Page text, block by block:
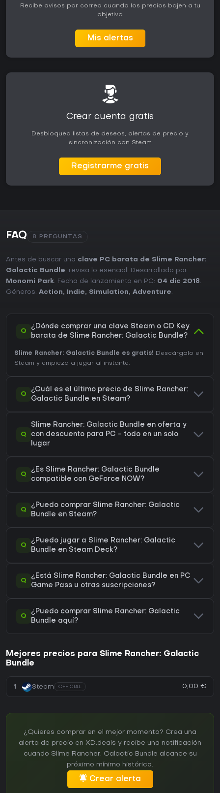
Recibe avisos por correo cuando los precios bajen a tu
objetivo
Mis alertas
Crear cuenta gratis
Desbloquea listas de deseos, alertas de precio y
sincronización con Steam
Registrarme gratis
FAQ 8 PREGUNTAS
Antes de buscar una clave PC barata de Slime Rancher:
Galactic Bundle, revisa lo esencial. Desarrollado por
Monomi Park. Fecha de lanzamiento en PC: 04 dic 2018.
Géneros: Action, Indie, Simulation, Adventure.
Q
¿Dónde comprar una clave Steam o CD Key
barata de Slime Rancher: Galactic Bundle?
Slime Rancher: Galactic Bundle es gratis! Descárgalo en
Steam y empieza a jugar al instante.
Q
¿Cuál es el último precio de Slime Rancher:
Galactic Bundle en Steam?
Q
Slime Rancher: Galactic Bundle en oferta y
con descuento para PC - todo en un solo
lugar
Q
¿Es Slime Rancher: Galactic Bundle
compatible con GeForce NOW?
Q
¿Puedo comprar Slime Rancher: Galactic
Bundle en Steam?
Q
¿Puedo jugar a Slime Rancher: Galactic
Bundle en Steam Deck?
Q
¿Está Slime Rancher: Galactic Bundle en PC
Game Pass u otras suscripciones?
Q
¿Puedo comprar Slime Rancher: Galactic
Bundle aquí?
Mejores precios para Slime Rancher: Galactic
Bundle
1 Steam OFFICIAL 0,00 €
¿Quieres comprar en el mejor momento? Crea una
alerta de precio en XD.deals y recibe una notificación
cuando Slime Rancher: Galactic Bundle alcance su
próximo mínimo histórico.
Crear alerta